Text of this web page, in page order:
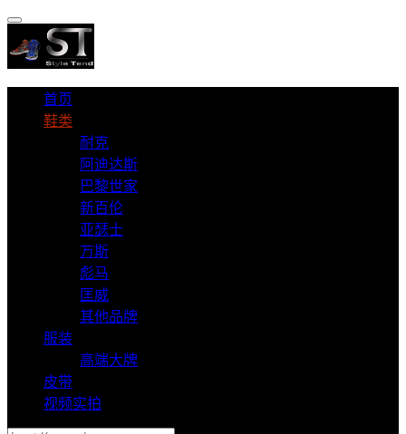
首页
鞋类
耐克
阿迪达斯
巴黎世家
新百伦
亚瑟士
万斯
彪马
匡威
其他品牌
服装
高端大牌
皮带
视频实拍